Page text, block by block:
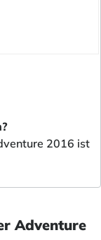
2016 ist
Adventure